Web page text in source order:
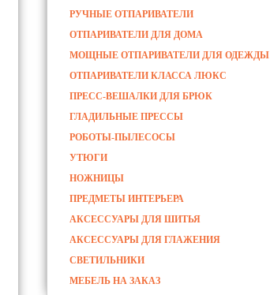
РУЧНЫЕ ОТПАРИВАТЕЛИ
ОТПАРИВАТЕЛИ ДЛЯ ДОМА
МОЩНЫЕ ОТПАРИВАТЕЛИ ДЛЯ ОДЕЖДЫ
ОТПАРИВАТЕЛИ КЛАССА ЛЮКС
ПРЕСС-ВЕШАЛКИ ДЛЯ БРЮК
ГЛАДИЛЬНЫЕ ПРЕССЫ
РОБОТЫ-ПЫЛЕСОСЫ
УТЮГИ
НОЖНИЦЫ
ПРЕДМЕТЫ ИНТЕРЬЕРА
АКСЕССУАРЫ ДЛЯ ШИТЬЯ
АКСЕССУАРЫ ДЛЯ ГЛАЖЕНИЯ
СВЕТИЛЬНИКИ
МЕБЕЛЬ НА ЗАКАЗ